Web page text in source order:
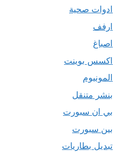
ادوات صحية
ارفف
اصباغ
اكسس بوينت
المونيوم
بنشر متنقل
بي ان سبورت
بين سبورت
تبديل بطاريات